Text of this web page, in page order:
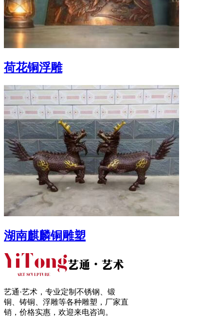
荷花铜浮雕
湖南麒麟铜雕塑
艺通·艺术，专业定制不锈钢、锻
铜、铸铜、浮雕等各种雕塑，厂家直
销，价格实惠，欢迎来电咨询。